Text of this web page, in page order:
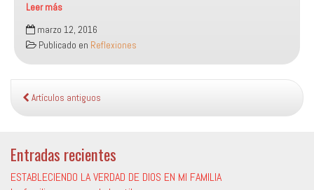
Leer más
La
verdad
nos
hará
libres
marzo 12, 2016
Publicado en Reflexiones
Artículos antiguos
Entradas recientes
ESTABLECIENDO LA VERDAD DE DIOS EN MI FAMILIA